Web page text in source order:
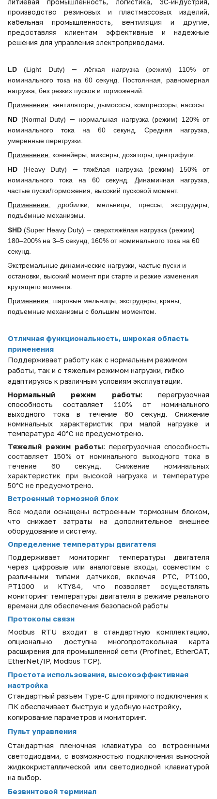
литиевая промышленность, логистика, 3C-индустрия,
производство резиновых и пластмассовых изделий,
кабельная промышленность, вентиляция и другие,
предоставляя клиентам эффективные и надежные
решения для управления электроприводами.
LD (Light Duty) — лёгкая нагрузка (режим) 110% от
номинального тока на 60 секунд. Постоянная, равномерная
нагрузка, без резких пусков и торможений.
Применение: вентиляторы, дымососы, компрессоры, насосы.
ND (Normal Duty) — нормальная нагрузка (режим) 120% от
номинального тока на 60 секунд. Средняя нагрузка,
умеренные перегрузки.
Применение: конвейеры, миксеры, дозаторы, центрифуги.
HD (Heavy Duty) — тяжёлая нагрузка (режим) 150% от
номинального тока на 60 секунд. Динамичная нагрузка,
частые пуски/торможения, высокий пусковой момент.
Применение: дробилки, мельницы, прессы, экструдеры,
подъёмные механизмы.
SHD (Super Heavy Duty) — сверхтяжёлая нагрузка (режим)
180–200% на 3–5 секунд, 160% от номинального тока на 60
секунд.
Экстремальные динамические нагрузки, частые пуски и
остановки, высокий момент при старте и резкие изменения
крутящего момента.
Применение: шаровые мельницы, экструдеры, краны,
подъемные механизмы с большим моментом.
Отличная функциональность, широкая область
применения
Поддерживает работу как с нормальным режимом
работы, так и с тяжелым режимом нагрузки, гибко
адаптируясь к различным условиям эксплуатации.
Нормальный режим работы: перегрузочная
способность составляет 110% от номинального
выходного тока в течение 60 секунд. Снижение
номинальных характеристик при малой нагрузке и
температуре 40°C не предусмотрено.
Тяжелый режим работы: перегрузочная способность
составляет 150% от номинального выходного тока в
течение 60 секунд. Снижение номинальных
характеристик при высокой нагрузке и температуре
50°C не предусмотрено.
Встроенный тормозной блок
Все модели оснащены встроенным тормозным блоком,
что снижает затраты на дополнительное внешнее
оборудование и систему.
Определение температуры двигателя
Поддерживает мониторинг температуры двигателя
через цифровые или аналоговые входы, совместим с
различными типами датчиков, включая PTC, PT100,
PT1000 и KTY84, что позволяет осуществлять
мониторинг температуры двигателя в режиме реального
времени для обеспечения безопасной работы
Протоколы связи
Modbus RTU входит в стандартную комплектацию,
опционально доступна многопротокольная карта
расширения для промышленной сети (Profinet, EtherCAT,
EtherNet/IP, Modbus TCP).
Простота использования, высокоэффективная
настройка
Стандартный разъём Type-C для прямого подключения к
ПК обеспечивает быструю и удобную настройку,
копирование параметров и мониторинг.
Пульт управления
Стандартная пленочная клавиатура со встроенными
светодиодами, с возможностью подключения выносной
жидкокристаллической или светодиодной клавиатурой
на выбор.
Безвинтовой терминал